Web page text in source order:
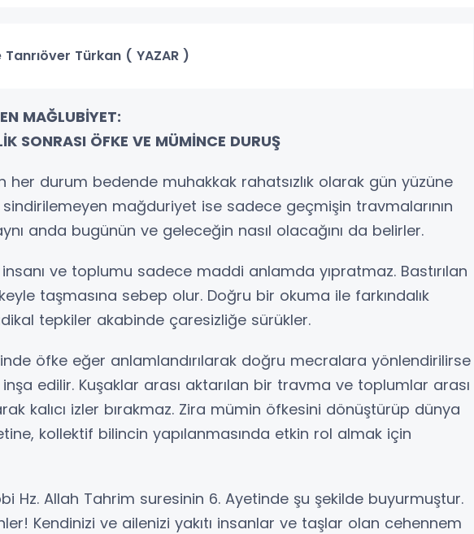
Tanrıöver Türkan ( YAZAR )
MAĞLUBİYET:
SONRASI ÖFKE VE MÜMİNCE DURUŞ
her durum bedende muhakkak rahatsızlık olarak gün yüzüne
sindirilemeyen mağduriyet ise sadece geçmişin travmalarının
anda bugünün ve geleceğin nasıl olacağını da belirler.
ve toplumu sadece maddi anlamda yıpratmaz. Bastırılan
taşmasına sebep olur. Doğru bir okuma ile farkındalık
tepkiler akabinde çaresizliğe sürükler.
öfke eğer anlamlandırılarak doğru mecralara yönlendirilirse
edilir. Kuşaklar arası aktarılan bir travma ve toplumlar arası
kalıcı izler bırakmaz. Zira mümin öfkesini dönüştürüp dünya
kollektif bilincin yapılanmasında etkin rol almak için
Hz. Allah Tahrim suresinin 6. Ayetinde şu şekilde buyurmuştur.
Kendinizi ve ailenizi yakıtı insanlar ve taşlar olan cehennem